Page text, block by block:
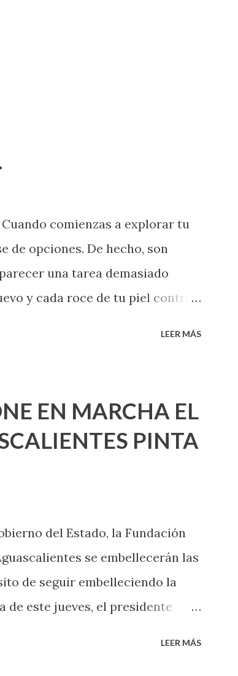
comienzas a explorar tu
de opciones. De hecho, son
una tarea demasiado
y cada roce de tu piel contra
aún no conoces ni la mitad de
ya han tenido relaciones
el tema. Siempre hay algo
que conocer. Si eres una
te dirá, siempre es mejor
LEER MÁS
EN MARCHA EL
PINTA
del Estado, la Fundación
se embellecerán las
de seguir embelleciendo la
de este jueves, el presidente
LEER MÁS